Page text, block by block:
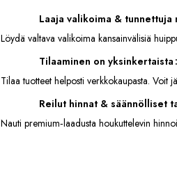
Laaja valikoima & tunnettuja
Löydä valtava valikoima kansainvälisiä
Tilaaminen on yksinkertaista
Tilaa tuotteet helposti verkkokaupasta. Voit
Reilut hinnat & säännölliset
Nauti premium‑laadusta houkuttelevin